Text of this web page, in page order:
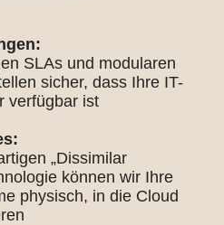
SLAs und modularen
sicher, dass Ihre IT-
verfügbar ist
„Dissimilar
können wir Ihre
physisch, in die Cloud